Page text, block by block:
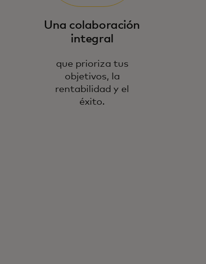
Una colaboración
integral
que prioriza tus
objetivos, la
rentabilidad y el
éxito.